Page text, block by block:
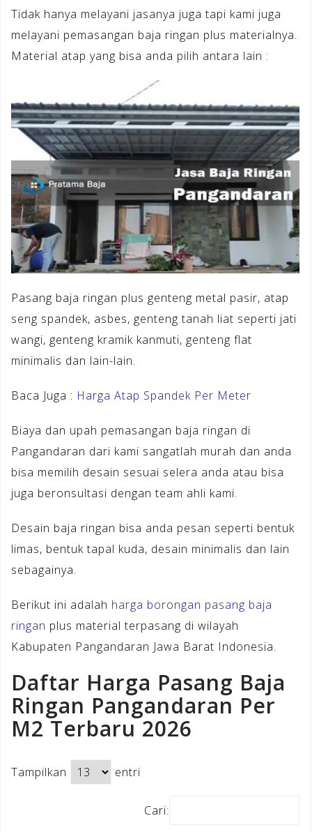
Tidak hanya melayani jasanya juga tapi kami juga
melayani pemasangan baja ringan plus materialnya.
Material atap yang bisa anda pilih antara lain :
Pasang baja ringan plus genteng metal pasir, atap
seng spandek, asbes, genteng tanah liat seperti jati
wangi, genteng kramik kanmuti, genteng flat
minimalis dan lain-lain.
Baca Juga : Harga Atap Spandek Per Meter
Biaya dan upah pemasangan baja ringan di
Pangandaran dari kami sangatlah murah dan anda
bisa memilih desain sesuai selera anda atau bisa
juga beronsultasi dengan team ahli kami.
Desain baja ringan bisa anda pesan seperti bentuk
limas, bentuk tapal kuda, desain minimalis dan lain
sebagainya.
Berikut ini adalah harga borongan pasang baja
ringan plus material terpasang di wilayah
Kabupaten Pangandaran Jawa Barat Indonesia.
Daftar Harga Pasang Baja
Ringan Pangandaran Per
M2 Terbaru 2026
Tampilkan entri
Cari: